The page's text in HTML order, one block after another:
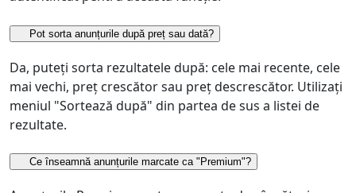
Pot sorta anunțurile după preț sau dată?
Da, puteți sorta rezultatele după: cele mai recente, cele
mai vechi, preț crescător sau preț descrescător. Utilizați
meniul "Sortează după" din partea de sus a listei de
rezultate.
Ce înseamnă anunțurile marcate ca "Premium"?